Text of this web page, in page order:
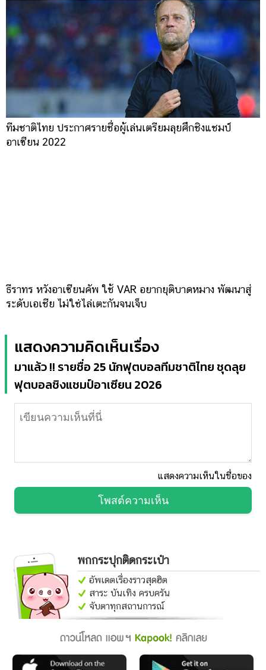
ทีมชาติไทย ประกาศรายชื่อผู้เล่นเตรียมลุยศึกชิงแชมป์
อาเซียน 2022
ธีราทร หวังอาเซียนคัพ ใช้ VAR อยากยุติบาดหมาง พัฒนาสู่
ระดับเอเชีย ไม่ใช่ไล่เตะกันจนเจ็บ
แสดงความคิดเห็นเรื่อง
มาแล้ว !! รายชื่อ 25 นักฟุตบอลทีมชาติไทย ชุดลุย
ฟุตบอลชิงแชมป์อาเซียน 2026
แสดงความเห็นในชื่อของ
โพสต์ความเห็น
พกกระปุกติดกระเป๋า
อัพเดตเรื่องราวสุดฮิต
สาระ บันเทิง ครบครัน
จับตาทุกสถานการณ์